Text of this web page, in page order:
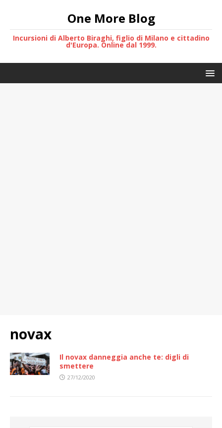
One More Blog
Incursioni di Alberto Biraghi, figlio di Milano e cittadino
d'Europa. Online dal 1999.
novax
Il novax danneggia anche te: digli di
smettere
27/12/2020